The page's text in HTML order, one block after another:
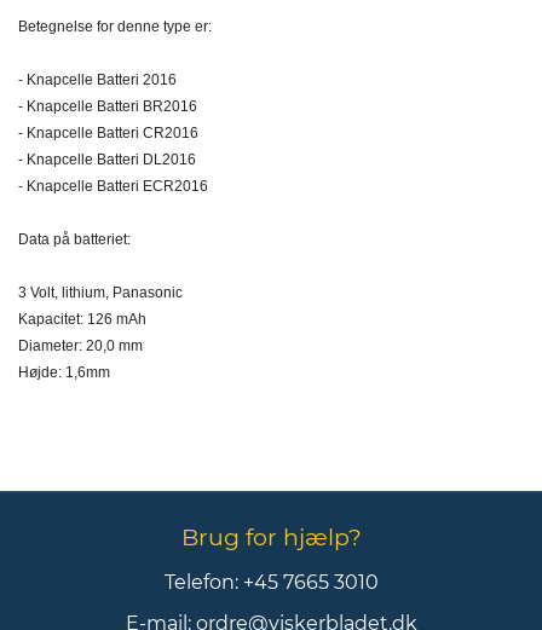
Betegnelse for denne type er:
- Knapcelle Batteri 2016
- Knapcelle Batteri BR2016
- Knapcelle Batteri CR2016
- Knapcelle Batteri DL2016
- Knapcelle Batteri ECR2016
Data på batteriet:
3 Volt, lithium, Panasonic
Kapacitet: 126 mAh
Diameter: 20,0 mm
Højde: 1,6mm
Brug for hjælp?
Telefon: +45 7665 3010
E-mail: ordre@viskerbladet.dk